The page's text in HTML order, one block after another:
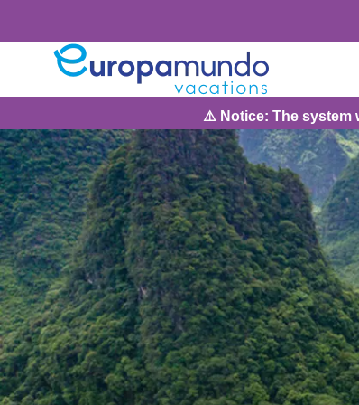
⚠️ Notice: The system will be under